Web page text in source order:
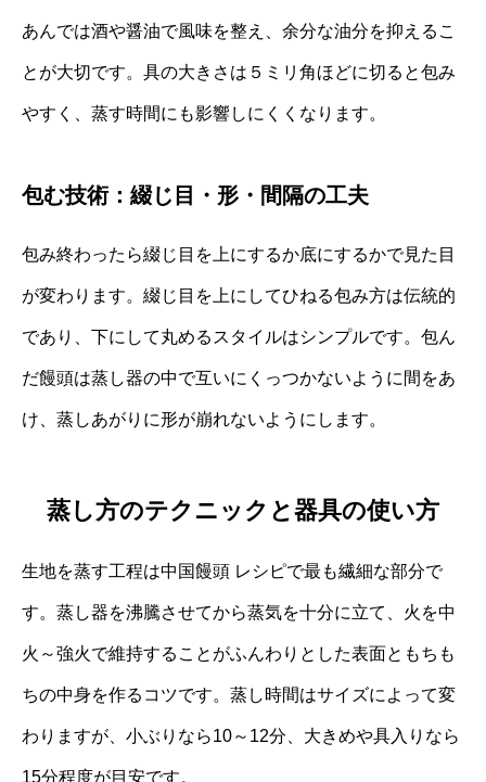
あんでは酒や醤油で風味を整え、余分な油分を抑えるこ
とが大切です。具の大きさは５ミリ角ほどに切ると包み
やすく、蒸す時間にも影響しにくくなります。
包む技術：綴じ目・形・間隔の工夫
包み終わったら綴じ目を上にするか底にするかで見た目
が変わります。綴じ目を上にしてひねる包み方は伝統的
であり、下にして丸めるスタイルはシンプルです。包ん
だ饅頭は蒸し器の中で互いにくっつかないように間をあ
け、蒸しあがりに形が崩れないようにします。
蒸し方のテクニックと器具の使い方
生地を蒸す工程は中国饅頭 レシピで最も繊細な部分で
す。蒸し器を沸騰させてから蒸気を十分に立て、火を中
火～強火で維持することがふんわりとした表面ともちも
ちの中身を作るコツです。蒸し時間はサイズによって変
わりますが、小ぶりなら10～12分、大きめや具入りなら
15分程度が目安です。